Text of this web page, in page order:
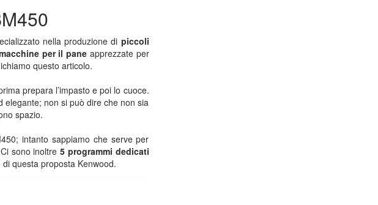
nella produzione di piccoli
per il pane apprezzate per
questo articolo.
prepara l’impasto e poi lo cuoce.
elegante; non si può dire che non sia
spazio.
intanto sappiamo che serve per
sono inoltre5 programmi dedicati
questa proposta Kenwood.